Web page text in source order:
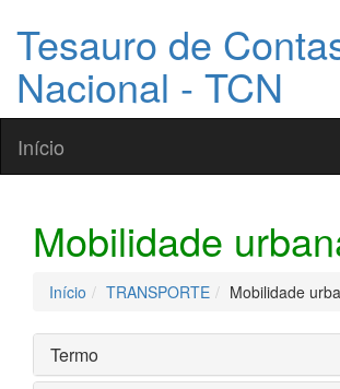
Tesauro de
Nacional - TCN
Início
Mobilidade
Início TRANSPORTE Mobilidade
Termo